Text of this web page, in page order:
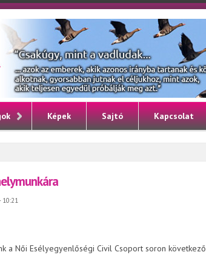
Képek Sajtó Kapcsolat
10:21
a Női Esélyegyenlőségi Civil Csoport soron következő